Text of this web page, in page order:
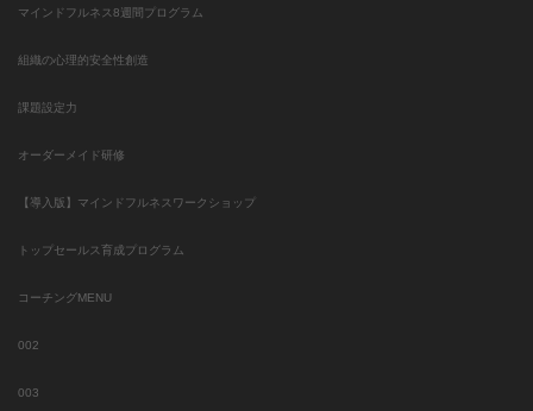
マインドフルネス8週間プログラム
組織の心理的安全性創造
課題設定力
オーダーメイド研修
【導入版】マインドフルネスワークショップ
トップセールス育成プログラム
コーチングMENU
002
003